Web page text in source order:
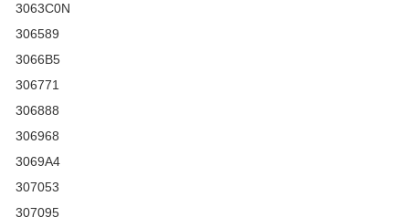
3063C0N
306589
3066B5
306771
306888
306968
3069A4
307053
307095